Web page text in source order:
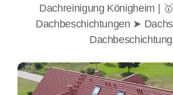
Dachreinigung Königheim |
Dachbeschichtungen ➤
Dachbeschichtung